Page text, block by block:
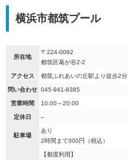
横浜市都筑プール
所在地
〒224-0062
都筑区葛が谷2-2
アクセス 都筑ふれあいの丘駅より徒歩2分
問い合わせ 045-941-8385
営業時間 10:00～20:00
定休日 –
駐車場
あり
2時間まで300円（税込）
【都度利用】